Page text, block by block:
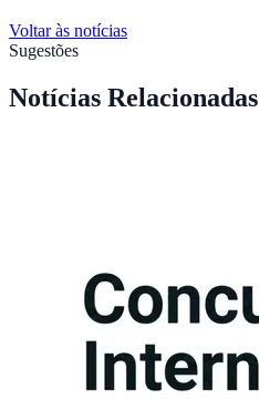
Voltar às notícias
Sugestões
Notícias Relacionadas